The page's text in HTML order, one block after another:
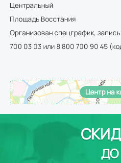
ДО
Центральный
Площадь Восстания
Организован спецграфик,
700 03 03 или 8 800 700 90 45
Центр на